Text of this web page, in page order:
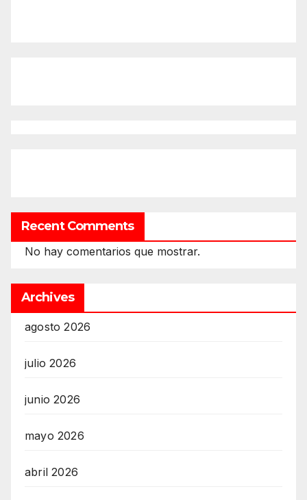
Recent Comments
No hay comentarios que mostrar.
Archives
agosto 2026
julio 2026
junio 2026
mayo 2026
abril 2026